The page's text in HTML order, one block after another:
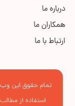
درباره ما
همکاران ما
ارتباط با ما
استفاده از